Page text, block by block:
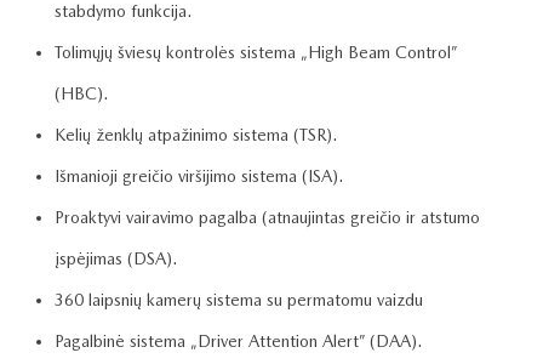
stabdymo funkcija.
Tolimųjų šviesų kontrolės sistema „High Beam Control”
(HBC).
Kelių ženklų atpažinimo sistema (TSR).
Išmanioji greičio viršijimo sistema (ISA).
Proaktyvi vairavimo pagalba (atnaujintas greičio ir atstumo
įspėjimas (DSA).
360 laipsnių kamerų sistema su permatomu vaizdu
Pagalbinė sistema „Driver Attention Alert” (DAA).